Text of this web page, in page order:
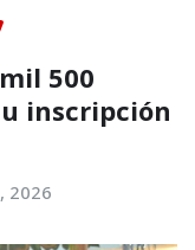
500
inscripción
2026